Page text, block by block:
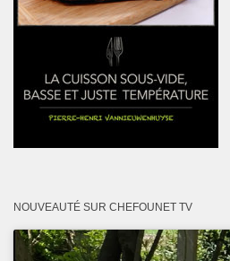
NOUVEAUTÉ SUR CHEFOUNET TV